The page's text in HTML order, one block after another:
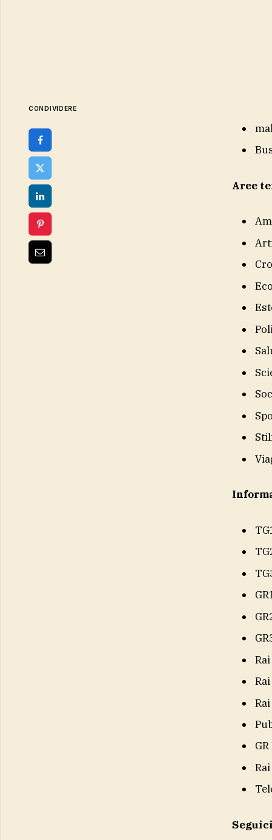
CONDIVIDERE
Aree